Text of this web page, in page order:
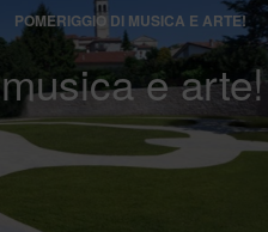
POMERIGGIO DI MUSICA E ARTE!
e arte!